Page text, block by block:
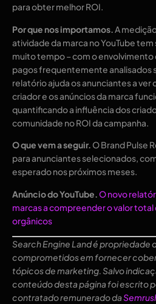
para obter melhor ROI.
Por que nos importamos.A
atividade da marca no YouTube
muito tempo – com o envolvimento
pagos frequentemente analisados
relatório ajuda os anunciantes a
criador e os anúncios da marca
quantificando a influência dos
comunidade no ROI da campanha.
O que vem a seguir. O Brand Pulse
para anunciantes selecionados,
esperado nos próximos meses.
Anúncio do YouTube.O novo
marcas a compreender o valor total
orgânicos
Search Engine Land é propriedade
comprometidos em fornecer
tópicos de marketing. Salvo
conteúdo desta página foi escrito
contratado remunerado da